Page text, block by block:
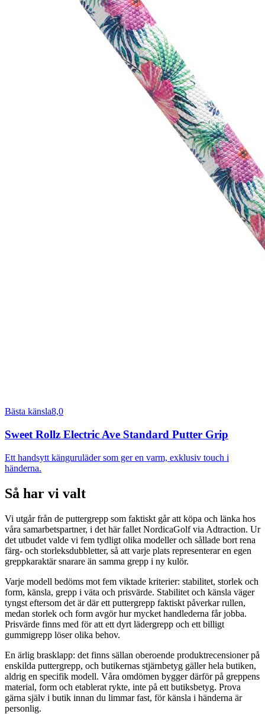
Bästa känsla8,0
Sweet Rollz Electric Ave Standard Putter Grip
Ett handsytt känguruläder som ger en varm, exklusiv touch i
händerna.
Så har vi valt
Vi utgår från de puttergrepp som faktiskt går att köpa och länka hos
våra samarbetspartner, i det här fallet NordicaGolf via Adtraction. Ur
det utbudet valde vi fem tydligt olika modeller och sållade bort rena
färg- och storleksdubbletter, så att varje plats representerar en egen
greppkaraktär snarare än samma grepp i ny kulör.
Varje modell bedöms mot fem viktade kriterier: stabilitet, storlek och
form, känsla, grepp i väta och prisvärde. Stabilitet och känsla väger
tyngst eftersom det är där ett puttergrepp faktiskt påverkar rullen,
medan storlek och form avgör hur mycket handlederna får jobba.
Prisvärde finns med för att ett dyrt lädergrepp och ett billigt
gummigrepp löser olika behov.
En ärlig brasklapp: det finns sällan oberoende produktrecensioner på
enskilda puttergrepp, och butikernas stjärnbetyg gäller hela butiken,
aldrig en specifik modell. Våra omdömen bygger därför på greppens
material, form och etablerat rykte, inte på ett butiksbetyg. Prova
gärna själv i butik innan du limmar fast, för känsla i händerna är
personlig.